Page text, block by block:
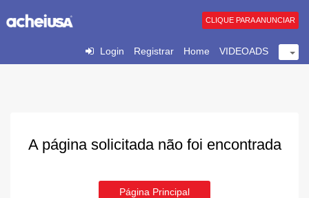
Login Registrar Home VIDEOADS
CLIQUE PARA ANUNCIAR
A página solicitada não foi encontrada
Página Principal